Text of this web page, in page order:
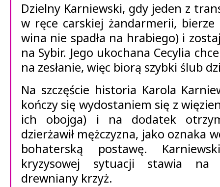
Dzielny Karniewski, gdy jeden z
w ręce carskiej żandarmerii,
wina nie spadła na hrabiego) i
na Sybir. Jego ukochana Cecylia
na zesłanie, więc biorą szybki ślub
Na szczęście historia Karola
kończy się wydostaniem się z
ich obojga) i na dodatek
dzierżawił mężczyzna, jako oznaka
bohaterską postawę.
kryzysowej sytuacji stawia na
drewniany krzyż.